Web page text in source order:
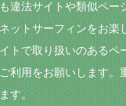
違法サイトや類似ペー
ットサーフィンをお楽
トで取り扱いのあるペ
利用をお願いします。
す。